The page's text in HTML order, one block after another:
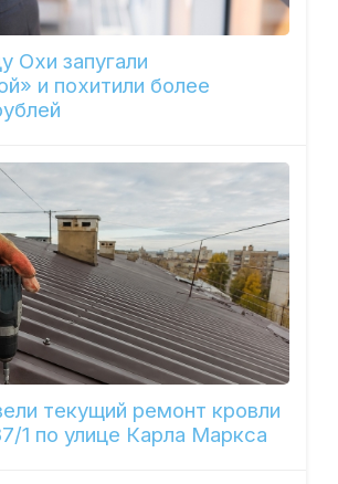
Охи запугали
и похитили более
текущий ремонт кровли
1 по улице Карла Маркса